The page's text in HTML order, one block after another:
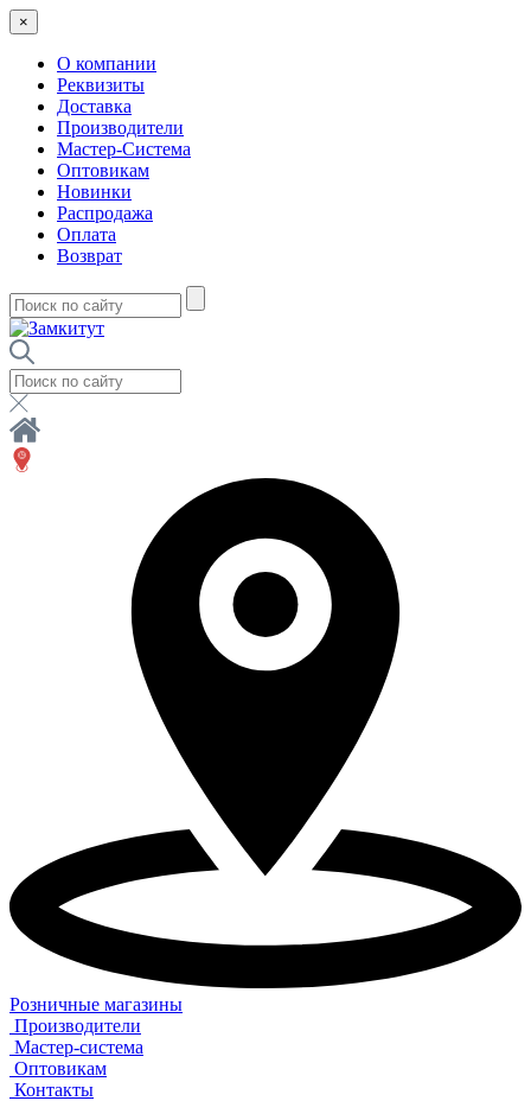
×
О компании
Реквизиты
Доставка
Производители
Мастер-Система
Оптовикам
Новинки
Распродажа
Оплата
Возврат
Розничные магазины
Производители
Мастер-система
Оптовикам
Контакты